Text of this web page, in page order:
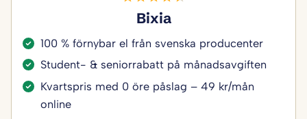
Bixia
100 % förnybar el från svenska producenter
Student- & seniorrabatt på månadsavgiften
Kvartspris med 0 öre påslag – 49 kr/mån
online